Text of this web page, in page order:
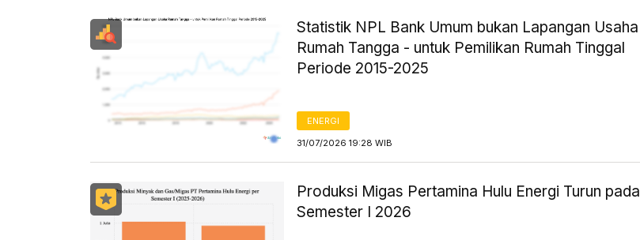
Statistik NPL Bank Umum bukan Lapangan Usaha
Rumah Tangga - untuk Pemilikan Rumah Tinggal
Periode 2015-2025
ENERGI
31/07/2026 19:28 WIB
Produksi Migas Pertamina Hulu Energi Turun pada
Semester I 2026